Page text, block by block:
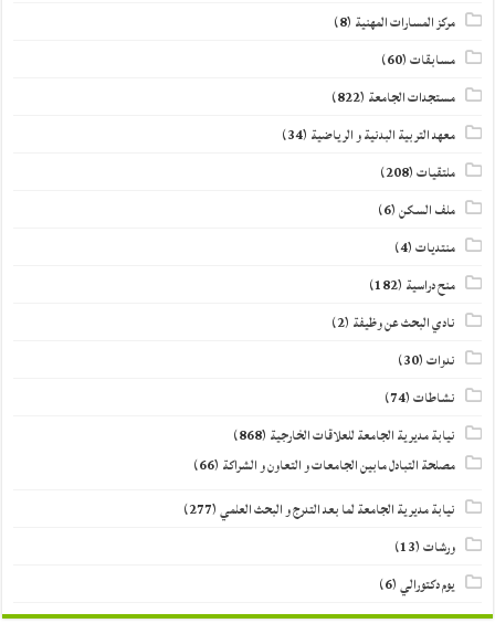
مركز المسارات المهنية (8)
مسابقات(60)
مستجدات الجامعة (822)
معهد التربية البدنية و الرياضية (34)
ملتقيات(208)
ملف السكن(6)
منتديات(4)
منح دراسية (182)
نادي البحث عن وظيفة (2)
ندوات(30)
نشاطات(74)
نيابة مديرية الجامعة للعلاقات الخارجية (868)
مصلحة التبادل مابين الجامعات و التعاون و الشراكة (66)
نيابة مديرية الجامعة لما بعد التدرج و البحث العلمي(277)
ورشات(13)
يوم دكتورالي(6)